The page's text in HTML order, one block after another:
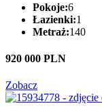
Pokoje:6
Łazienki:1
Metraż:140
920 000 PLN
Zobacz